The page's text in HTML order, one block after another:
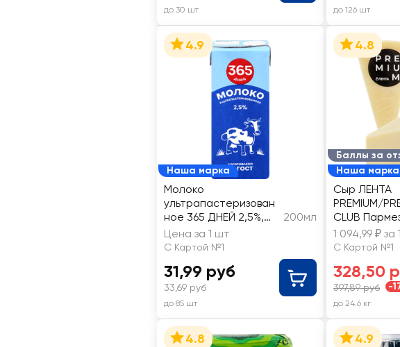
до 30 шт до 126 шт
Наша марка
4.9
Молоко
ультрапастеризован
ное 365 ДНЕЙ 2,5%,
без змж
200мл
Цена за 1 шт
С Картой №1
31,99 руб
33,69 руб
до 85 шт
Баллы за
Наша марка
4.8
Сыр ЛЕНТА
PREMIUM/
CLUB
без змж,
1 094,99 ₽ за
С Картой №1
328,50
397,89 руб -
до 24.6 кг
4.8 4.9